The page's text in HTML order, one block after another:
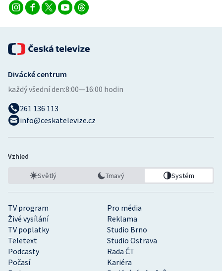
TV program
Pro média
Živé vysílání
Reklama
TV poplatky
Studio Brno
Teletext
Studio Ostrava
Podcasty
Rada ČT
Počasí
Kariéra
Divácké centrum
každý všední den:8:00—16:00 hodin
261 136 113
info@ceskatelevize.cz
Vzhled
Světlý Tmavý Systém